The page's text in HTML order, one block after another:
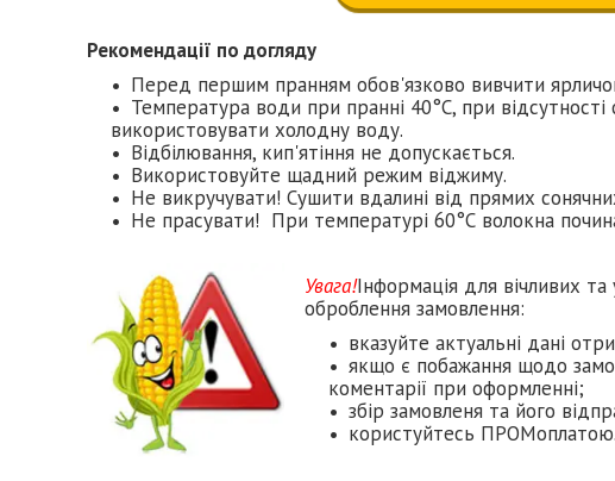
Рекомендації по догляду
Перед першим пранням обов'язково вивчити
Температура води при пранні 40°C, при
використовувати холодну воду.
Відбілювання, кип'ятіння не допускається.
Використовуйте щадний режим віджиму.
Не викручувати! Сушити вдалині від прямих
Не прасувати! При температурі 60°С волокна
Увага!Інформація для вічливих
оброблення замовлення:
вказуйте актуальні дані
якщо є побажання щодо
коментарії при оформленні;
збір замовленя та його
користуйтесь ПРОМоплатою.